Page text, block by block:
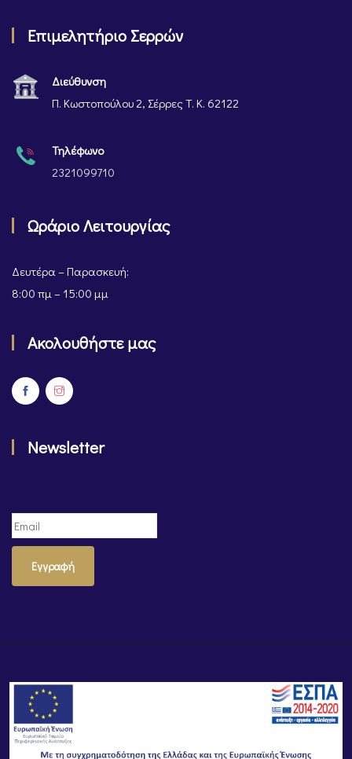
Επιμελητήριο Σερρών
Διεύθυνση
Π. Κωστοπούλου 2, Σέρρες Τ. Κ. 62122
Τηλέφωνο
2321099710
Ωράριο Λειτουργίας
Δευτέρα – Παρασκευή:
8:00 πμ – 15:00 μμ
Ακολουθήστε μας
Newsletter
Εγγραφή